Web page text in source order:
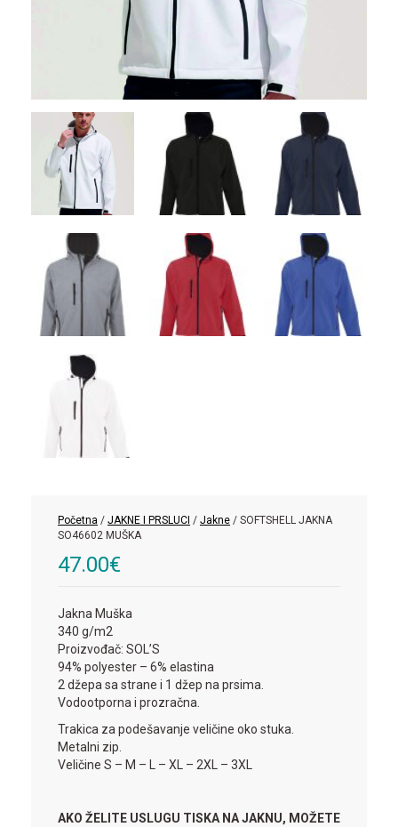
Početna / JAKNE I PRSLUCI / Jakne / SOFTSHELL JAKNA
SO46602 MUŠKA
47.00€
Jakna Muška
340 g/m2
Proizvođač: SOL’S
94% polyester – 6% elastina
2 džepa sa strane i 1 džep na prsima.
Vodootporna i prozračna.
Trakica za podešavanje veličine oko stuka.
Metalni zip.
Veličine S – M – L – XL – 2XL – 3XL
AKO ŽELITE USLUGU TISKA NA JAKNU, MOŽETE